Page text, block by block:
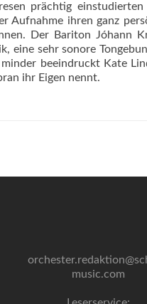
prächtig
Aufnahme ihren ganz
Der Bariton Jóhann
eine sehr sonore
beeindruckt Kate
ihr Eigen nennt.
music.com